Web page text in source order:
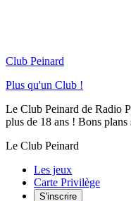
Club Peinard
Plus qu'un Club !
Le Club Peinard de Radio
plus de 18 ans ! Bons
Le Club Peinard
Les jeux
Carte Privilège
S'inscrire